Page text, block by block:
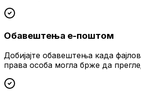
Обавештења е-поштом
Добијајте обавештења када
права особа могла брже да